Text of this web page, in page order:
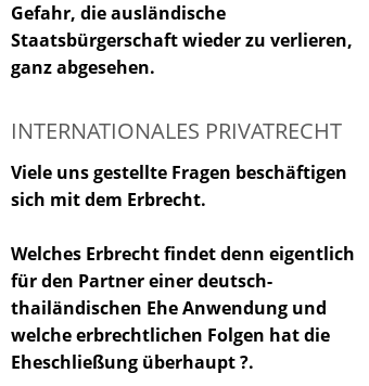
Gefahr, die ausländische
Staatsbürgerschaft wieder zu verlieren,
ganz abgesehen.
INTERNATIONALES PRIVATRECHT
Viele uns gestellte Fragen beschäftigen
sich mit dem Erbrecht.
Welches Erbrecht findet denn eigentlich
für den Partner einer deutsch-
thailändischen Ehe Anwendung und
welche erbrechtlichen Folgen hat die
Eheschließung überhaupt ?.